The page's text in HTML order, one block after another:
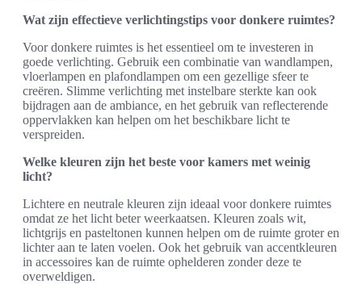
Wat zijn effectieve verlichtingstips voor donkere ruimtes?
Voor donkere ruimtes is het essentieel om te investeren in
goede verlichting. Gebruik een combinatie van wandlampen,
vloerlampen en plafondlampen om een gezellige sfeer te
creëren. Slimme verlichting met instelbare sterkte kan ook
bijdragen aan de ambiance, en het gebruik van reflecterende
oppervlakken kan helpen om het beschikbare licht te
verspreiden.
Welke kleuren zijn het beste voor kamers met weinig
licht?
Lichtere en neutrale kleuren zijn ideaal voor donkere ruimtes
omdat ze het licht beter weerkaatsen. Kleuren zoals wit,
lichtgrijs en pasteltonen kunnen helpen om de ruimte groter en
lichter aan te laten voelen. Ook het gebruik van accentkleuren
in accessoires kan de ruimte ophelderen zonder deze te
overweldigen.